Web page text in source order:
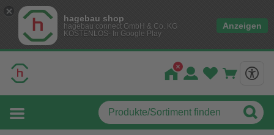
hagebau shop
hagebau connect GmbH & Co. KG
KOSTENLOS- In Google Play
Anzeigen